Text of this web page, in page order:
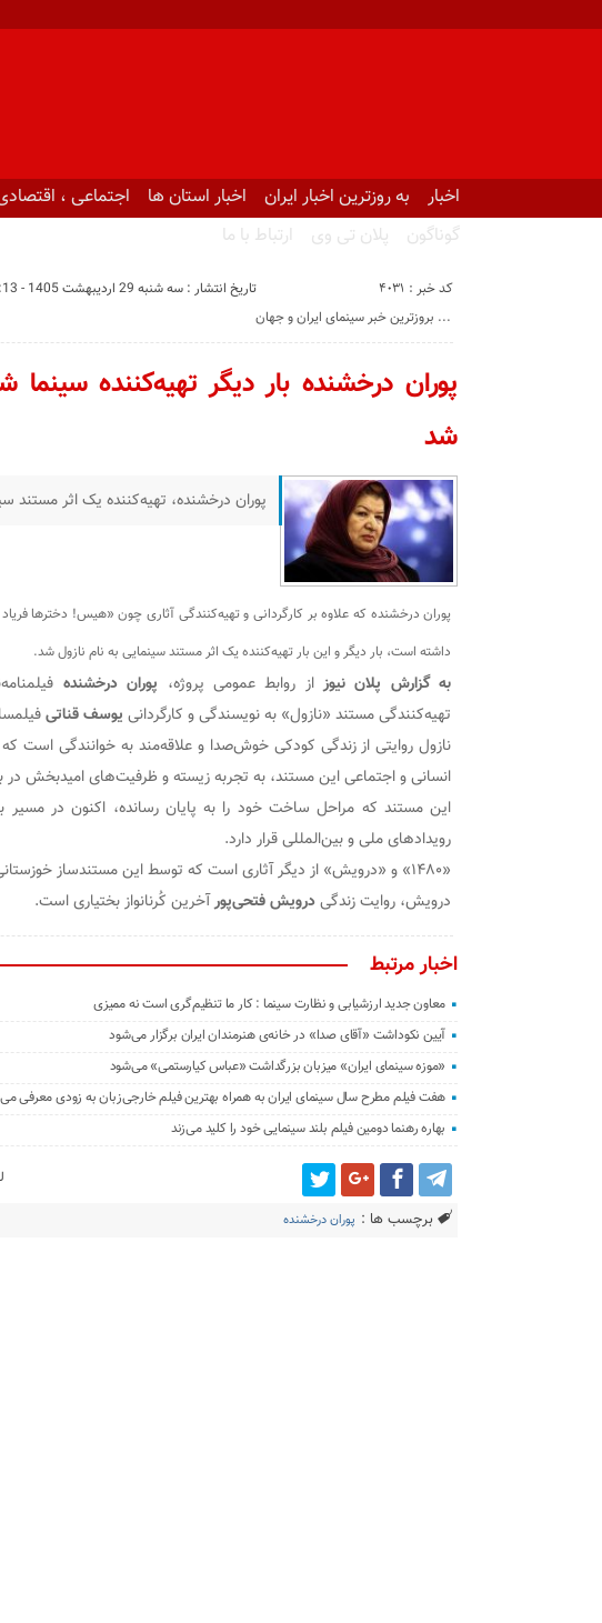
اخبار به روزترین اخبار ایران اخبار استان ها اجتماعی ،
گوناگون
پلان تی وی ارتباط با ما
کد خبر : 4031
تاریخ انتشار : سه شنبه 29 اردیبهشت 1405 - 9:13
بروزترین خبر سینمای ایران و جهان ...
پوران درخشنده بار دیگر تهیه‌کننده
شد
پوران درخشنده، تهیه‌کننده یک اثر مستند
پوران درخشنده که علاوه بر کارگردانی و تهیه‌کنندگی آثاری چون «هیس! دخترها
داشته است، بار دیگر و این بار تهیه‌کننده یک اثر مستند سینمایی به نام نازول شد.
به گزارش پلان نیوزاز روابط عمومی پروژه، پوران درخشنده
تهیه‌کنندگی مستند «نازول» به نویسندگی و کارگردانییوسف قناتی
نازول روایتی از زندگی کودکی خوش‌صدا و علاقه‌مند به خوانندگی است
انسانی و اجتماعی این مستند، به تجربه زیسته و ظرفیت‌های امیدبخش در
این مستند که مراحل ساخت خود را به پایان رسانده، اکنون در مسیر
رویدادهای ملی و بین‌المللی قرار دارد.
«۱۴۸۰» و «درویش» از دیگر آثاری است که توسط این مستندساز خوزستانی تولید شده است.
درویش، روایت زندگیدرویش فتحی‌پورآخرین کُرنانواز بختیاری است.
اخبار مرتبط
معاون جدید ارزشیابی و نظارت سینما : کار ما تنظیم‌گری است نه ممیزی
آیین نکوداشت «آقای صدا» در خانه‌ی هنرمندان ایران برگزار می‌شود
«موزه سینمای ایران» میزبان بزرگداشت «عباس کیارستمی» می‌شود
هفت فیلم مطرح سال سینمای ایران به همراه بهترین فیلم خارجی‌زبان به زودی معرفی
بهاره رهنما دومین فیلم بلند سینمایی خود را کلید می‌زند
برچسب ها : پوران درخشنده